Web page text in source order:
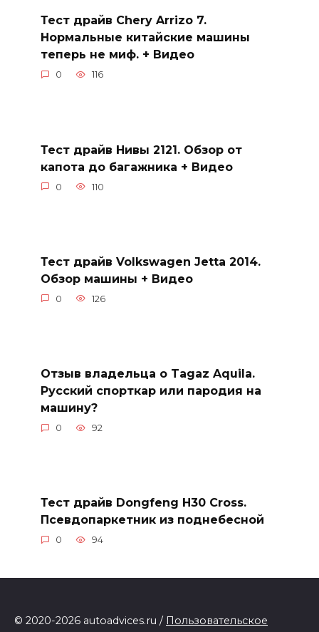
Тест драйв Chery Arrizo 7.
Нормальные китайские машины
теперь не миф. + Видео
0 116
Тест драйв Нивы 2121. Обзор от
капота до багажника + Видео
0 110
Тест драйв Volkswagen Jetta 2014.
Обзор машины + Видео
0 126
Отзыв владельца о Tagaz Aquila.
Русский спорткар или пародия на
машину?
0 92
Тест драйв Dongfeng H30 Cross.
Псевдопаркетник из поднебесной
0 94
© 2020-2026 autoadvices.ru / Пользовательское